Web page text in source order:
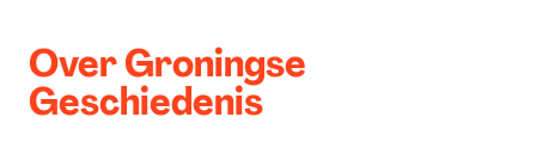
Over Groningse
Geschiedenis